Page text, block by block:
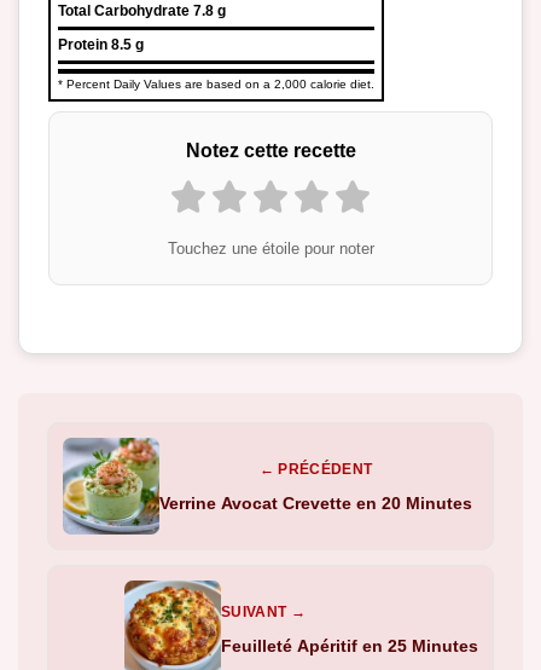
Total Carbohydrate 7.8 g
Protein 8.5 g
* Percent Daily Values are based on a 2,000 calorie diet.
Notez cette recette
Touchez une étoile pour noter
← PRÉCÉDENT
Verrine Avocat Crevette en 20 Minutes
SUIVANT →
Feuilleté Apéritif en 25 Minutes